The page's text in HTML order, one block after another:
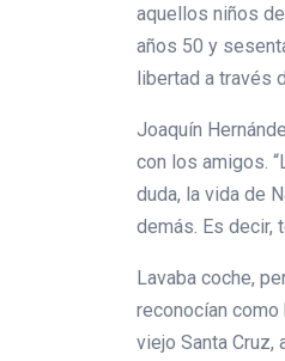
aquellos niños
años 50 y
libertad a través
Joaquín
con los amigos.
duda, la vida de
demás. Es decir,
Lavaba coche,
reconocían como
viejo Santa Cruz,